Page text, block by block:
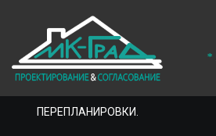
*
ПЕРЕПЛАНИРОВКИ.